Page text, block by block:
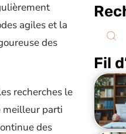
agiles et la
des
recherches le
meilleur parti
des
Fil